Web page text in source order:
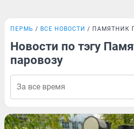
ПЕРМЬ ВСЕ НОВОСТИ ПАМЯТНИК
Новости по тэгу
паровозу